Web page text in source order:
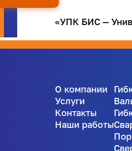
«УПК БИС —
О компании
Услуги
Контакты
Наши работы